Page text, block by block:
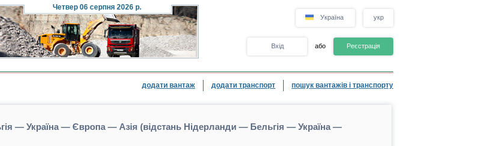
Четвер 06 серпня 2026 р.
Україна укр
Вхід або Реєстрація
додати вантаж додати транспорт пошук вантажів і транспорту
— Україна — Європа — Азія (відстань Нідерланди — Бельгія — Україна —